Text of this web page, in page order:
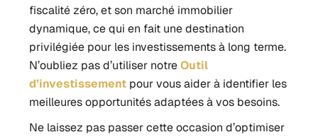
fiscalité zéro, et son marché immobilier
dynamique, ce qui en fait une destination
privilégiée pour les investissements à long terme.
N’oubliez pas d’utiliser notre Outil
d’investissement pour vous aider à identifier les
meilleures opportunités adaptées à vos besoins.
Ne laissez pas passer cette occasion d’optimiser